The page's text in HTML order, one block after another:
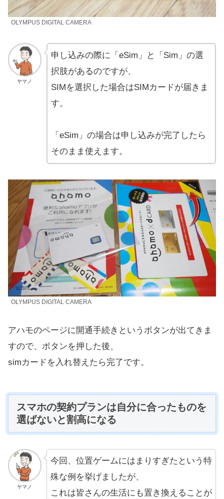
OLYMPUS DIGITAL CAMERA
ヤマノ
申し込みの際に「eSim」と「Sim」の選
択肢があるのですが、
SIMを選択した場合はSIMカードが届きま
す。
「eSim」の場合は申し込みが完了したら
そのまま使えます。
OLYMPUS DIGITAL CAMERA
アハモのページに開通手続きというボタンが出てきま
すので、ボタンを押した後、
simカードを入れ替えたら完了です。
スマホの契約プランは自分に合ったものを
選ばないと割高になる
ヤマノ
今回、位置ゲームにはまりすぎたという特
殊な例を挙げましたが、
これは皆さんの生活にも置き換えることが